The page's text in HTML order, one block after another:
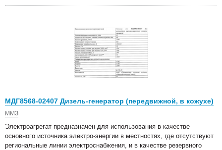
МДГ8568-02407 Дизель-генератор (передвижной, в кожухе)
ММЗ
Электроагрегат предназначен для использования в качестве
основного источника электро-энергии в местностях, где отсутствуют
региональные линии электроснабжения, и в качестве резервного